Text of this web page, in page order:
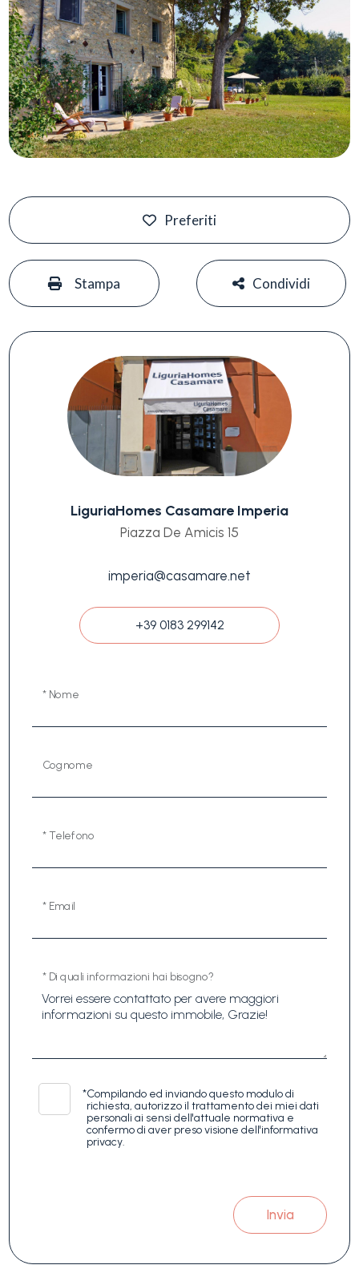
Preferiti
Stampa Condividi
LiguriaHomes Casamare Imperia
Piazza De Amicis 15
imperia@casamare.net
+39 0183 299142
* Nome
Cognome
* Telefono
* Email
* Di quali informazioni hai bisogno?
*Compilando ed inviando questo modulo di
richiesta, autorizzo il trattamento dei miei dati
personali ai sensi dell'attuale normativa e
confermo di aver preso visione dell'informativa
privacy.
Invia